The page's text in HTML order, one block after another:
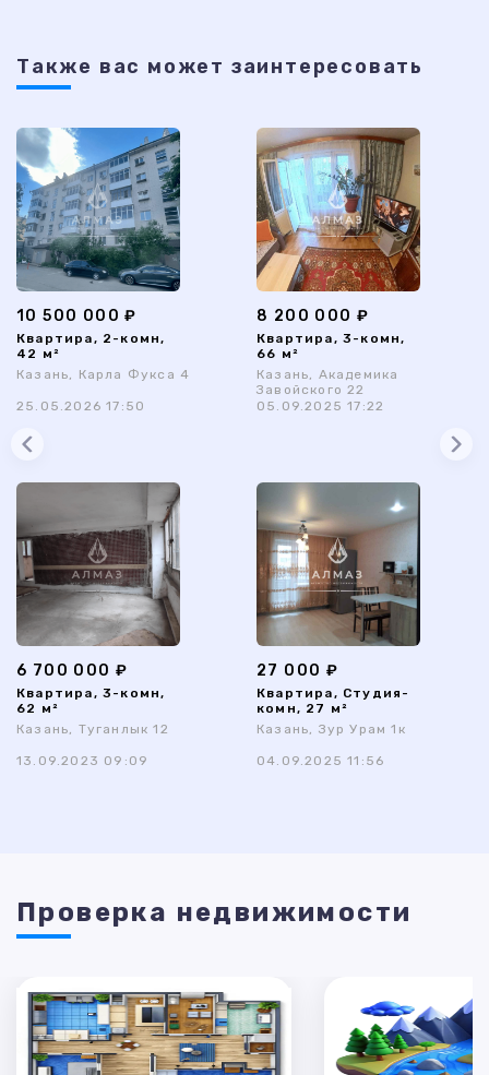
Также ваc может заинтересовать
10 500 000 ₽
Квартира, 2-комн,
42 м²
Казань, Карла Фукса 4
25.05.2026 17:50
8 200 000 ₽
Квартира, 3-комн,
66 м²
Казань, Академика
Завойского 22
05.09.2025 17:22
6 700 000 ₽
Квартира, 3-комн,
62 м²
Казань, Туганлык 12
13.09.2023 09:09
27 000 ₽
Квартира, Студия-
комн, 27 м²
Казань, Зур Урам 1к
04.09.2025 11:56
Проверка недвижимости